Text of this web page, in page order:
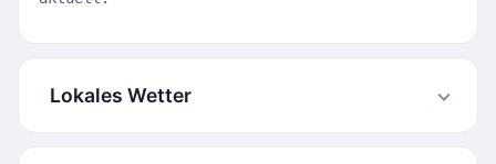
Lokales Wetter